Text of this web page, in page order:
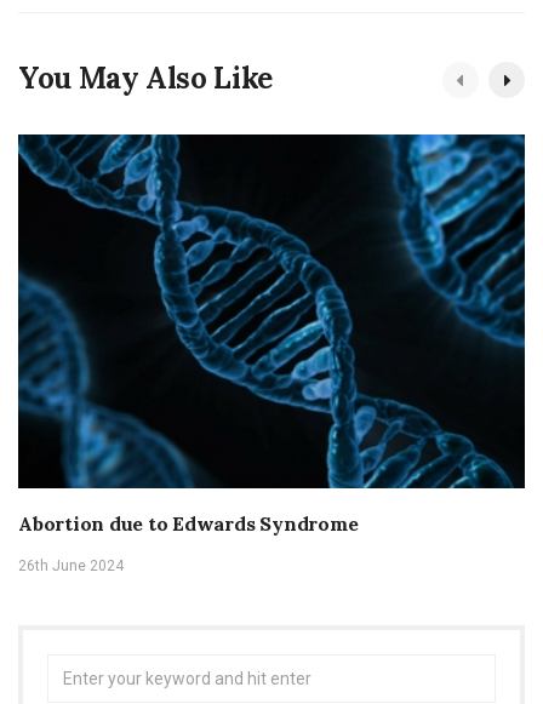
You May Also Like
Abortion due to Edwards Syndrome
26th June 2024